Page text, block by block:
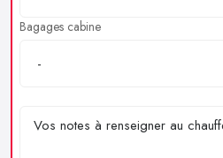
Bagages cabine